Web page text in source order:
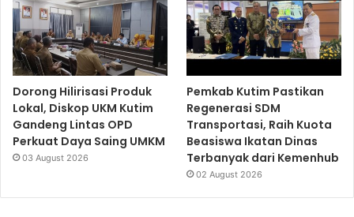
Dorong Hilirisasi Produk
Lokal, Diskop UKM Kutim
Gandeng Lintas OPD
Perkuat Daya Saing UMKM
03 August 2026
Pemkab Kutim Pastikan
Regenerasi SDM
Transportasi, Raih Kuota
Beasiswa Ikatan Dinas
Terbanyak dari Kemenhub
02 August 2026